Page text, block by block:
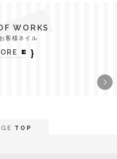
WORKS
客様ネイル
｝
TOP